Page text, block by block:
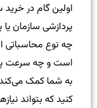
اولین گام در خرید
پردازشی سازمان
چه نوع محاسباتی
است و چه سرعت
به شما کمک می‌کند
کنید که بتواند